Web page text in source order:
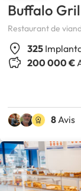
Buffalo
Restaurant de
325
200 000 €
8Avis